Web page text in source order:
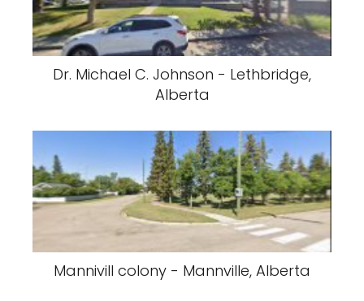
Dr. Michael C. Johnson - Lethbridge,
Alberta
Mannivill colony - Mannville, Alberta